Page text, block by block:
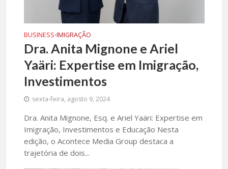
BUSINESS•IMIGRAÇÃO
Dra. Anita Mignone e Ariel
Yaäri: Expertise em Imigração,
Investimentos
sexta-feira, agosto 9, 2024
Dra. Anita Mignone, Esq. e Ariel Yaäri: Expertise em
Imigração, Investimentos e Educação Nesta
edição, o Acontece Media Group destaca a
trajetória de dois...